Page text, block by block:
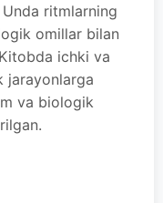
ritmlarning
omillar bilan
ichki va
jarayonlarga
va biologik